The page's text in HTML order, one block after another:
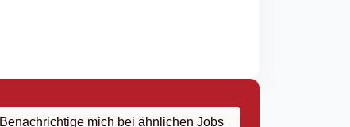
Benachrichtige mich bei ähnlichen Jobs